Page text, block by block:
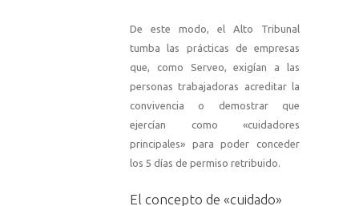
De este modo, el Alto Tribunal
tumba las prácticas de empresas
que, como Serveo, exigían a las
personas trabajadoras acreditar la
convivencia o demostrar que
ejercían como «cuidadores
principales» para poder conceder
los 5 días de permiso retribuido.
El concepto de «cuidado»